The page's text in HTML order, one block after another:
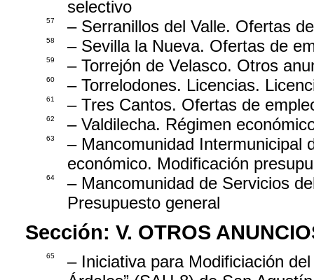
selectivo
57 – Serranillos del Valle. Ofertas
58 – Sevilla la Nueva. Ofertas de
59 – Torrejón de Velasco. Otros
60 – Torrelodones. Licencias.
61 – Tres Cantos. Ofertas de
62 – Valdilecha. Régimen
63
– Mancomunidad Intermunicipal
económico. Modificación
64
– Mancomunidad de Servicios
Presupuesto general
Sección: V. OTROS
65
– Iniciativa para Modificiación